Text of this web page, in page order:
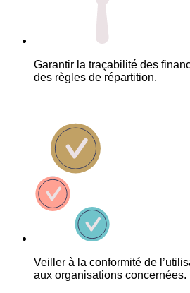
Garantir la traçabilité des
des règles de répartition.
Veiller à la conformité de
aux organisations concernées.